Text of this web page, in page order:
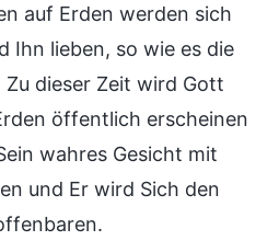
auf Erden werden sich
Ihn lieben, so wie es die
Zu dieser Zeit wird Gott
öffentlich erscheinen
wahres Gesicht mit
und Er wird Sich den